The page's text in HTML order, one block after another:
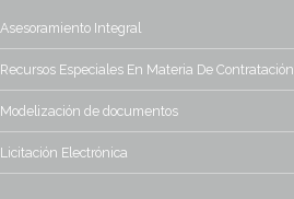
Asesoramiento Integral
Recursos Especiales En Materia De Contratación
Modelización de documentos
Licitación Electrónica